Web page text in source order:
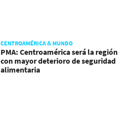
CENTROAMÉRICA & MUNDO
PMA: Centroamérica será la región
con mayor deterioro de seguridad
alimentaria